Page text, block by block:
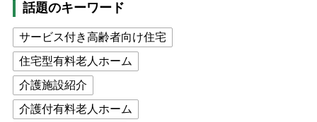
話題のキーワード
サービス付き高齢者向け住宅
住宅型有料老人ホーム
介護施設紹介
介護付有料老人ホーム